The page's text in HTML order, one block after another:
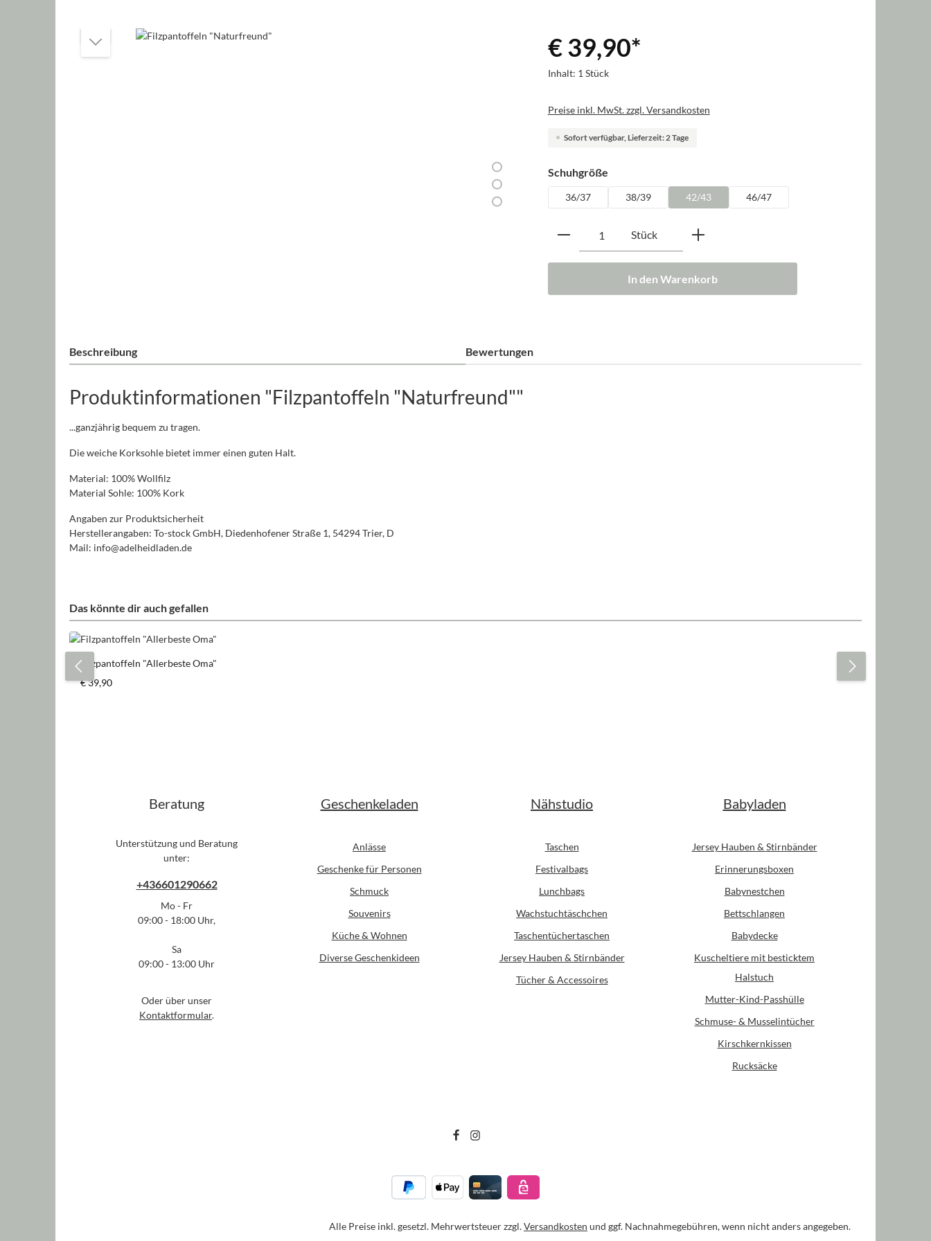
Bildergalerie überspringen € 39,90*
Inhalt: 1 Stück
Preise inkl. MwSt. zzgl. Versandkosten
Sofort verfügbar, Lieferzeit: 2 Tage
Schuhgrößeauswählen
36/37 38/39 42/43 46/47
Produkt Anzahl: Gib den gewünschten Wert ein
Stück
In den Warenkorb
Beschreibung Bewertungen
Produktinformationen "Filzpantoffeln "Naturfreund""
...ganzjährig bequem zu tragen.
Die weiche Korksohle bietet immer einen guten Halt.
Material: 100% Wollfilz
Material Sohle: 100% Kork
Angaben zur Produktsicherheit
Herstellerangaben: To-stock GmbH, Diedenhofener Straße 1, 54294 Trier, D
Mail: info@adelheidladen.de
Das könnte dir auch gefallen
Produktgalerie überspringen
Filzpantoffeln "Allerbeste Oma"
Regulärer Preis:
€ 39,90
Beratung
Unterstützung und Beratung
unter:
+436601290662
Mo - Fr
09:00 - 18:00 Uhr,
Sa
09:00 - 13:00 Uhr
Oder über unser
Kontaktformular.
Geschenkeladen
Anlässe
Geschenke für Personen
Schmuck
Souvenirs
Küche & Wohnen
Diverse Geschenkideen
Nähstudio
Taschen
Festivalbags
Lunchbags
Wachstuchtäschchen
Taschentüchertaschen
Jersey Hauben & Stirnbänder
Tücher & Accessoires
Babyladen
Jersey Hauben & Stirnbänder
Erinnerungsboxen
Babynestchen
Bettschlangen
Babydecke
Kuscheltiere mit besticktem
Halstuch
Mutter-Kind-Passhülle
Schmuse- & Musselintücher
Kirschkernkissen
Rucksäcke
Alle Preise inkl. gesetzl. Mehrwertsteuer zzgl.Versandkosten und ggf. Nachnahmegebühren, wenn nicht anders angegeben.